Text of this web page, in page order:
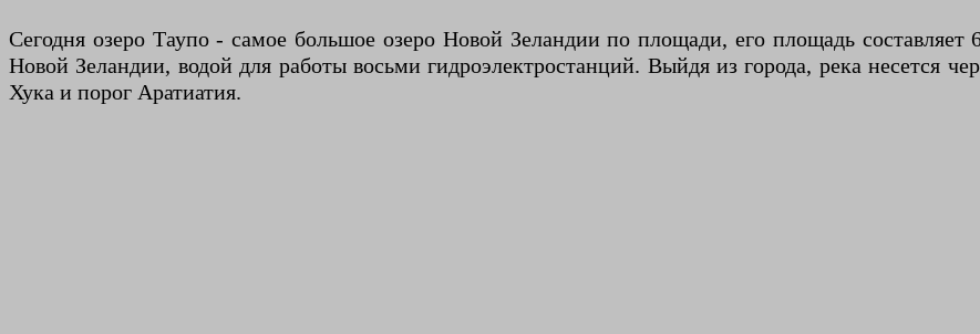
Сегодня озеро Таупо - самое большое озеро Новой Зеландии по площади, его площадь
Новой Зеландии, водой для работы восьми гидроэлектростанций. Выйдя из города, река несется
Хука и порог Аратиатия.